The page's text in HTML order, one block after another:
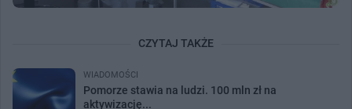
CZYTAJ TAKŻE
WIADOMOŚCI
Pomorze stawia na ludzi. 100 mln zł na
aktywizację...